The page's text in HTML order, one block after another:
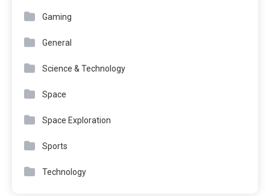
Gaming
General
Science & Technology
Space
Space Exploration
Sports
Technology